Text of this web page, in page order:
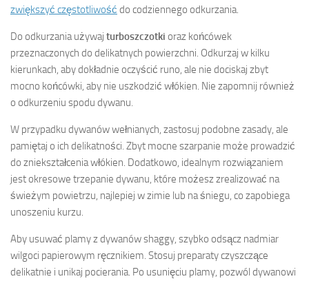
zwiększyć częstotliwość do codziennego odkurzania.
Do odkurzania używaj turboszczotki oraz końcówek
przeznaczonych do delikatnych powierzchni. Odkurzaj w kilku
kierunkach, aby dokładnie oczyścić runo, ale nie dociskaj zbyt
mocno końcówki, aby nie uszkodzić włókien. Nie zapomnij również
o odkurzeniu spodu dywanu.
W przypadku dywanów wełnianych, zastosuj podobne zasady, ale
pamiętaj o ich delikatności. Zbyt mocne szarpanie może prowadzić
do zniekształcenia włókien. Dodatkowo, idealnym rozwiązaniem
jest okresowe trzepanie dywanu, które możesz zrealizować na
świeżym powietrzu, najlepiej w zimie lub na śniegu, co zapobiega
unoszeniu kurzu.
Aby usuwać plamy z dywanów shaggy, szybko odsącz nadmiar
wilgoci papierowym ręcznikiem. Stosuj preparaty czyszczące
delikatnie i unikaj pocierania. Po usunięciu plamy, pozwól dywanowi